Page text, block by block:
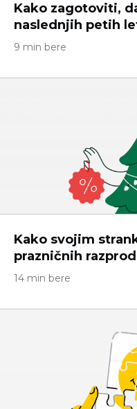
Kako zagotoviti,
naslednjih petih
9 min bere
Kako svojim
prazničnih
14 min bere